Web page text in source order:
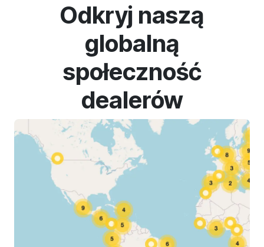
Odkryj naszą
globalną
społeczność
dealerów